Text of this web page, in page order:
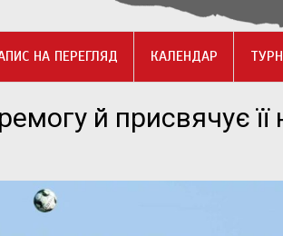
НА ПЕРЕГЛЯД КАЛЕНДАР
й присвячує її